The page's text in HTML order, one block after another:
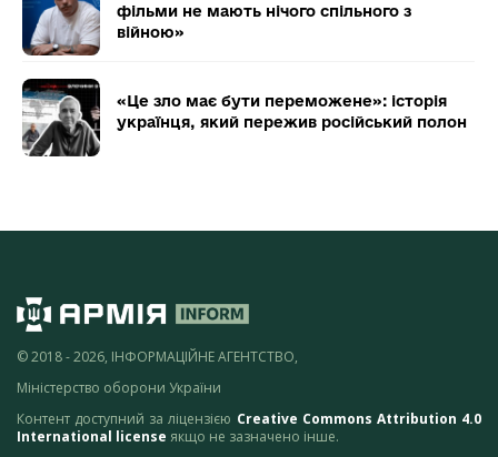
фільми не мають нічого спільного з
війною»
«Це зло має бути переможене»: історія
українця, який пережив російський полон
© 2018 - 2026, ІНФОРМАЦІЙНЕ АГЕНТСТВО,
Міністерство оборони України
Контент доступний за ліцензією Creative Commons Attribution 4.0
International license якщо не зазначено інше.